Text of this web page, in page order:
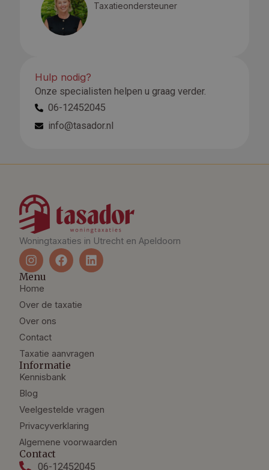
Taxatieondersteuner
Hulp nodig?
Onze specialisten helpen u graag verder.
06-12452045
info@tasador.nl
Woningtaxaties in Utrecht en Apeldoorn
I
n
s
t
a
r
a
m
F
a
b
L
i
Menu
Home
Over de taxatie
Over ons
Contact
Taxatie aanvragen
Informatie
Kennisbank
Blog
Veelgestelde vragen
Privacyverklaring
Algemene voorwaarden
Contact
06-12452045